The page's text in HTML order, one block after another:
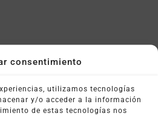
consentimiento
utilizamos tecnologías
y/o acceder a la información
de estas tecnologías nos